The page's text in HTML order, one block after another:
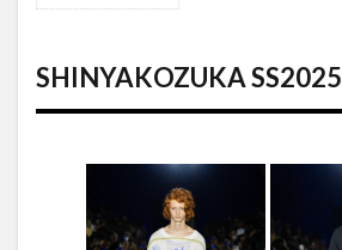
1
SHINYAKOZUKA SS2025